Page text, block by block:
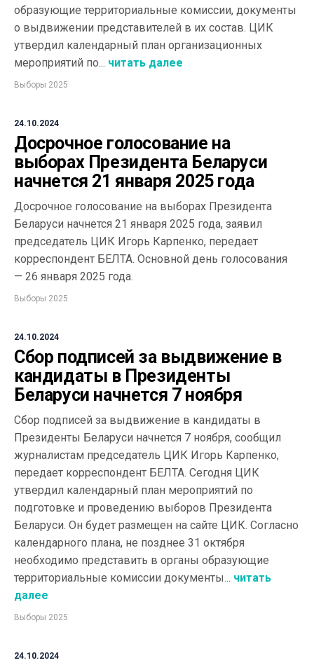
образующие территориальные комиссии, документы
о выдвижении представителей в их состав. ЦИК
утвердил календарный план организационных
мероприятий по... читать далее
Выборы 2025
24.10.2024
Досрочное голосование на
выборах Президента Беларуси
начнется 21 января 2025 года
Досрочное голосование на выборах Президента
Беларуси начнется 21 января 2025 года, заявил
председатель ЦИК Игорь Карпенко, передает
корреспондент БЕЛТА. Основной день голосования
— 26 января 2025 года.
Выборы 2025
24.10.2024
Сбор подписей за выдвижение в
кандидаты в Президенты
Беларуси начнется 7 ноября
Сбор подписей за выдвижение в кандидаты в
Президенты Беларуси начнется 7 ноября, сообщил
журналистам председатель ЦИК Игорь Карпенко,
передает корреспондент БЕЛТА. Сегодня ЦИК
утвердил календарный план мероприятий по
подготовке и проведению выборов Президента
Беларуси. Он будет размещен на сайте ЦИК. Согласно
календарного плана, не позднее 31 октября
необходимо представить в органы образующие
территориальные комиссии документы... читать
далее
Выборы 2025
24.10.2024